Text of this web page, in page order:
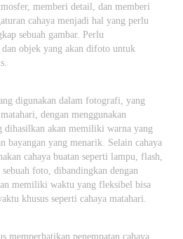
memberi detail, dan memberi
cahaya menjadi hal yang perlu
sebuah gambar. Perlu
dan objek yang akan difoto untuk
digunakan dalam fotografi, yang
dengan menggunakan
dihasilkan akan memiliki warna yang
bayangan yang menarik. Selain cahaya
cahaya buatan seperti lampu, flash,
foto, dibandingkan dengan
memiliki waktu yang fleksibel bisa
khusus seperti cahaya matahari.
memperhatikan penempatan cahaya,